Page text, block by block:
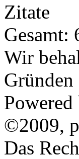
Zitate
Gesamt:
Wir
Gründen
Powered
©2009,
Das